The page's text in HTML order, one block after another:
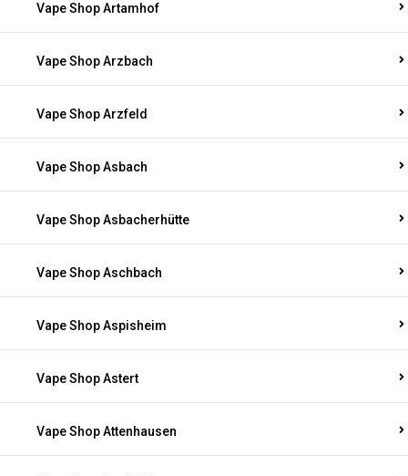
Vape Shop Artamhof
Vape Shop Arzbach
Vape Shop Arzfeld
Vape Shop Asbach
Vape Shop Asbacherhütte
Vape Shop Aschbach
Vape Shop Aspisheim
Vape Shop Astert
Vape Shop Attenhausen